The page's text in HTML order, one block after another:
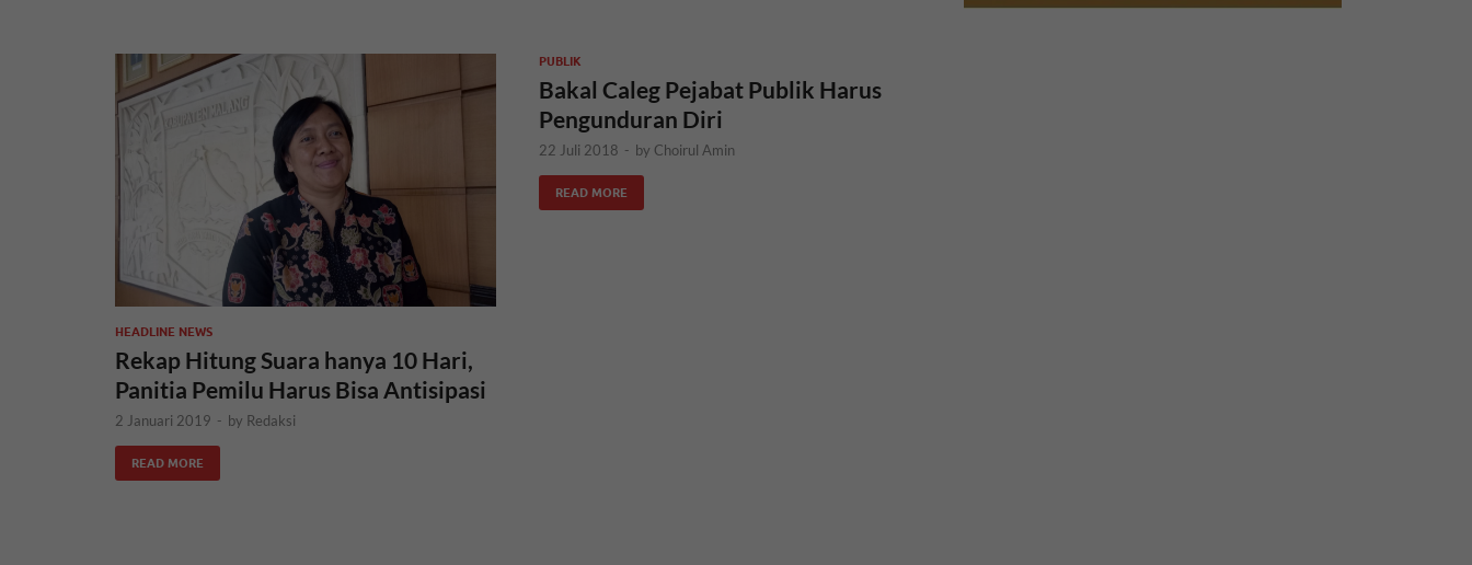
HEADLINE NEWS
Rekap Hitung Suara hanya 10 Hari,
Panitia Pemilu Harus Bisa Antisipasi
2 Januari 2019 - by Redaksi
READ MORE
PUBLIK
Bakal Caleg Pejabat Publik Harus
Pengunduran Diri
22 Juli 2018 - by Choirul Amin
READ MORE